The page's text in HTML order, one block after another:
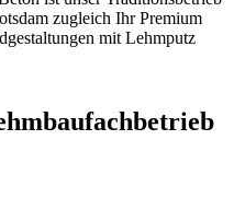
zugleich Ihr Premium
mit Lehmputz